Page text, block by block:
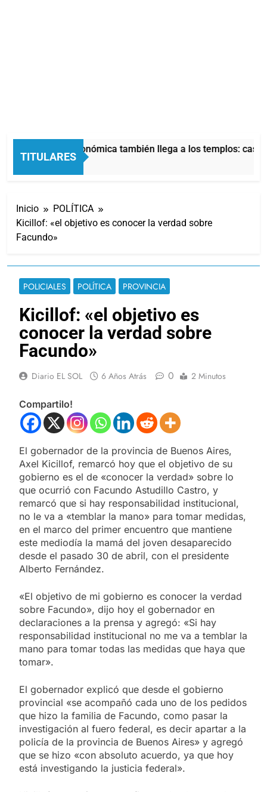
TITULARES
La crisis económica también llega a los templos: casi
4 Horas Atrás
Inicio
POLÍTICA
Kicillof: «el objetivo es conocer la verdad sobre
Facundo»
POLICIALES POLÍTICA PROVINCIA
Kicillof: «el objetivo es
conocer la verdad sobre
Facundo»
Diario EL SOL 6 Años Atrás 0 2 Minutos
Compartilo!
El gobernador de la provincia de Buenos Aires,
Axel Kicillof, remarcó hoy que el objetivo de su
gobierno es el de «conocer la verdad» sobre lo
que ocurrió con Facundo Astudillo Castro, y
remarcó que si hay responsabilidad institucional,
no le va a «temblar la mano» para tomar medidas,
en el marco del primer encuentro que mantiene
este mediodía la mamá del joven desaparecido
desde el pasado 30 de abril, con el presidente
Alberto Fernández.
«El objetivo de mi gobierno es conocer la verdad
sobre Facundo», dijo hoy el gobernador en
declaraciones a la prensa y agregó: «Si hay
responsabilidad institucional no me va a temblar la
mano para tomar todas las medidas que haya que
tomar».
El gobernador explicó que desde el gobierno
provincial «se acompañó cada uno de los pedidos
que hizo la familia de Facundo, como pasar la
investigación al fuero federal, es decir apartar a la
policía de la provincia de Buenos Aires» y agregó
que se hizo «con absoluto acuerdo, ya que hoy
está investigando la justicia federal».